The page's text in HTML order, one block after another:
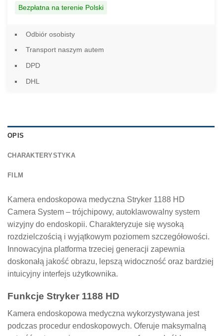
Bezpłatna na terenie Polski
Odbiór osobisty
Transport naszym autem
DPD
DHL
OPIS
CHARAKTERYSTYKA
FILM
Kamera endoskopowa medyczna Stryker 1188 HD
Camera System – trójchipowy, autoklawowalny system
wizyjny do endoskopii. Charakteryzuje się wysoką
rozdzielczością i wyjątkowym poziomem szczegółowości.
Innowacyjna platforma trzeciej generacji zapewnia
doskonałą jakość obrazu, lepszą widoczność oraz bardziej
intuicyjny interfejs użytkownika.
Funkcje Stryker 1188 HD
Kamera endoskopowa medyczna wykorzystywana jest
podczas procedur endoskopowych. Oferuje maksymalną